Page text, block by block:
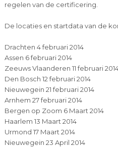
regelen van de certificering.
De locaties en startdata van de
Drachten 4 februari 2014
Assen 6 februari 2014
Zeeuws Vlaanderen 11 februari
Den Bosch 12 februari 2014
Nieuwegein 21 februari 2014
Arnhem 27 februari 2014
Bergen op Zoom 6 Maart 2014
Haarlem 13 Maart 2014
Urmond 17 Maart 2014
Nieuwegein 23 April 2014